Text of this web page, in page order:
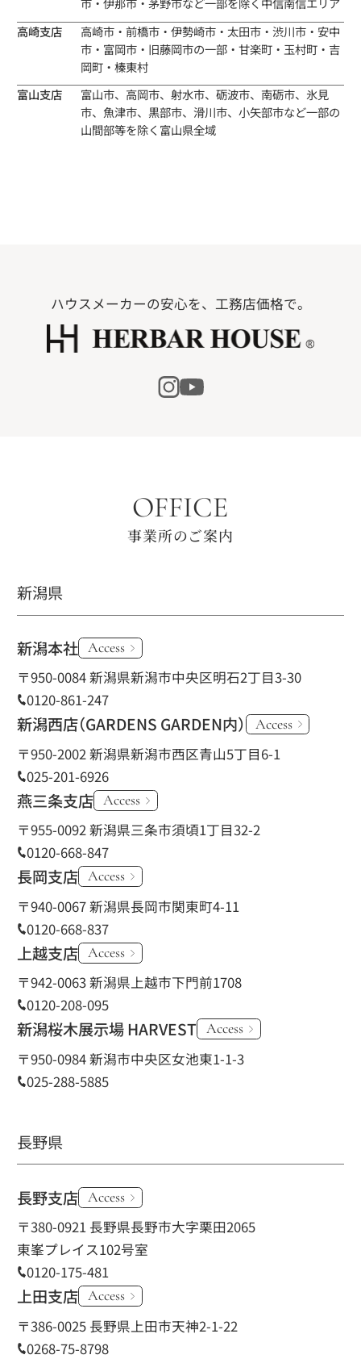
高崎支店
高崎市・前橋市・伊勢崎市・太田市・渋川市・安中
市・富岡市・旧藤岡市の一部・甘楽町・玉村町・吉
岡町・榛東村
富山支店
富山市、高岡市、射水市、砺波市、南砺市、氷見
市、魚津市、黒部市、滑川市、小矢部市など一部の
山間部等を除く富山県全域
ハウスメーカーの安心を、工務店価格で。
OFFICE
事業所のご案内
新潟県
新潟本社 Access
〒950-0084 新潟県新潟市中央区明石2丁目3-30
0120-861-247
新潟西店（GARDENS GARDEN内） Access
〒950-2002 新潟県新潟市西区青山5丁目6-1
025-201-6926
燕三条支店 Access
〒955-0092 新潟県三条市須頃1丁目32-2
0120-668-847
長岡支店 Access
〒940-0067 新潟県長岡市関東町4-11
0120-668-837
上越支店 Access
〒942-0063 新潟県上越市下門前1708
0120-208-095
新潟桜木展示場 HARVEST Access
〒950-0984 新潟市中央区女池東1-1-3
025-288-5885
長野県
長野支店 Access
〒380-0921 長野県長野市大字栗田2065
東峯プレイス102号室
0120-175-481
上田支店 Access
〒386-0025 長野県上田市天神2-1-22
0268-75-8798